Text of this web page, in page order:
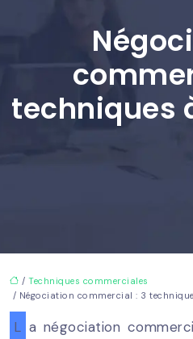
techniques
/ Techniques commerciales
/ Négociation commercial : 3
La négociation commerciale commence à partir